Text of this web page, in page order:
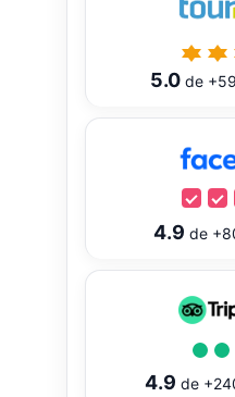
5.0de
4.9 de
4.9 de